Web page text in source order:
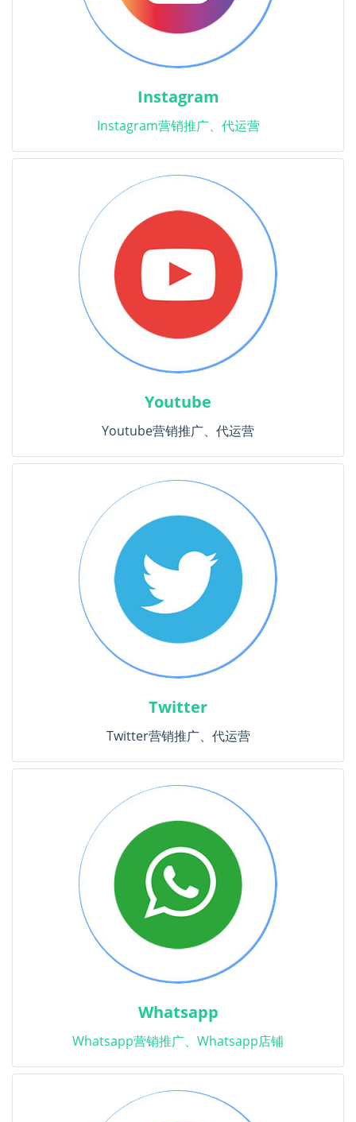
Instagram
Instagram营销推广、代运营
Youtube
Youtube营销推广、代运营
Twitter
Twitter营销推广、代运营
Whatsapp
Whatsapp营销推广、Whatsapp店铺